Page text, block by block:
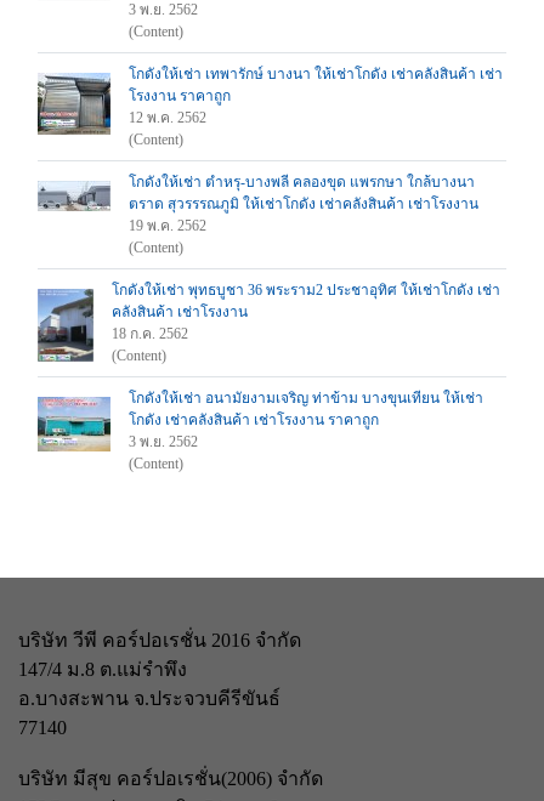
3 พ.ย. 2562
(Content)
โกดังให้เช่า เทพารักษ์ บางนา ให้เช่าโกดัง เช่าคลังสินค้า เช่า
โรงงาน ราคาถูก
12 พ.ค. 2562
(Content)
โกดังให้เช่า ตำหรุ-บางพลี คลองขุด แพรกษา ใกล้บางนา
ตราด สุวรรรณภูมิ ให้เช่าโกดัง เช่าคลังสินค้า เช่าโรงงาน
19 พ.ค. 2562
(Content)
โกดังให้เช่า พุทธบูชา 36 พระราม2 ประชาอุทิศ ให้เช่าโกดัง เช่า
คลังสินค้า เช่าโรงงาน
18 ก.ค. 2562
(Content)
โกดังให้เช่า อนามัยงามเจริญ ท่าข้าม บางขุนเทียน ให้เช่า
โกดัง เช่าคลังสินค้า เช่าโรงงาน ราคาถูก
3 พ.ย. 2562
(Content)
บริษัท วีพี คอร์ปอเรชั่น 2016 จำกัด
147/4 ม.8 ต.แม่รำพึง
อ.บางสะพาน จ.ประจวบคีรีขันธ์
77140
บริษัท มีสุข คอร์ปอเรชั่น(2006) จำกัด